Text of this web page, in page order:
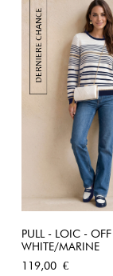
PULL - LOIC - OFF
WHITE/MARINE
Prix
119,00 €